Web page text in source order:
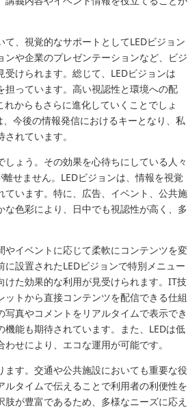
、視覚的なサポートとしてLEDビジョン
や企業のプレゼンテーションなど、ビジ
けられます。総じて、LEDビジョンは
っています。高い視認性と環境への配
からもさらに進化していくことでしょ
今後の情報発信におけるキーとなり、私
れています。
ょう。その効果を心待ちにしている人々
せません。LEDビジョンは、情報を視覚
います。特に、広告、イベント、公共施
色彩により、日中でも視認性が高く、多
イベントに応じて柔軟にコンテンツを変
設置されたLEDビジョンで特別メニュー
た効果的な利用が見受けられます。IT技
トから直接コンテンツを配信できる仕組
真やコメントをリアルタイムで表示でき
能も期待されています。また、LEDは低
せにより、エコな運用が可能です。
す。交通や公共施設においても重要な役
タイムで伝えることで利用者の利便性を
が豊富であるため、多様なニーズに応え